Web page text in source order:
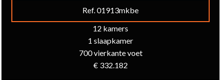
Ref. 01913mkbe
12 kamers
1 slaapkamer
700 vierkante voet
€ 332.182